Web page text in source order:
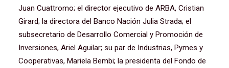
Juan Cuattromo; el director ejecutivo de ARBA, Cristian
Girard; la directora del Banco Nación Julia Strada; el
subsecretario de Desarrollo Comercial y Promoción de
Inversiones, Ariel Aguilar; su par de Industrias, Pymes y
Cooperativas, Mariela Bembi; la presidenta del Fondo de